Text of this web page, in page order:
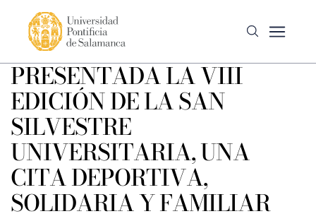
PRESENTADA LA VIII
EDICIÓN DE LA SAN
SILVESTRE
UNIVERSITARIA, UNA
CITA DEPORTIVA,
SOLIDARIA Y FAMILIAR